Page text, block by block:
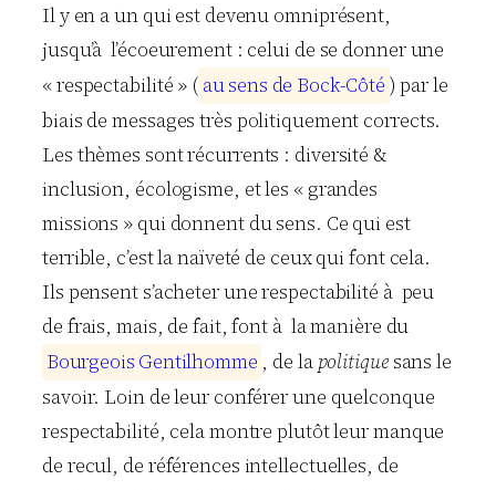
Il y en a un qui est devenu omniprésent,
jusqu’à l’écoeurement : celui de se donner une
« respectabilité » ( ausens de Bock-Côté ) par le
biais de messages très politiquement corrects.
Les thèmes sont récurrents : diversité &
inclusion, écologisme, et les « grandes
missions » qui donnent du sens. Ce qui est
terrible, c’est la naïveté de ceux qui font cela.
Ils pensent s’acheter une respectabilité à peu
de frais, mais, de fait, font à la manière du
Bourgeois Gentilhomme , de la politiquesans le
savoir. Loin de leur conférer une quelconque
respectabilité, cela montre plutôt leur manque
de recul, de références intellectuelles, de